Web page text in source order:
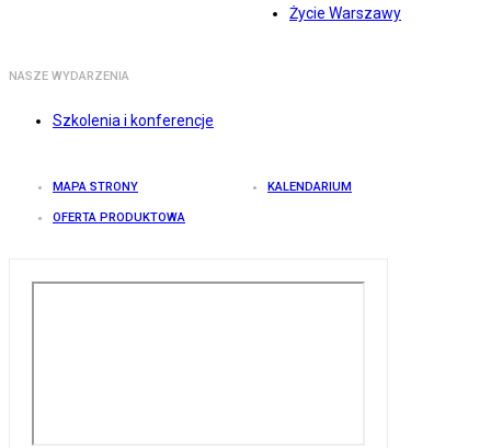
Życie Warszawy
NASZE WYDARZENIA
Szkolenia i konferencje
MAPA STRONY KALENDARIUM
OFERTA PRODUKTOWA